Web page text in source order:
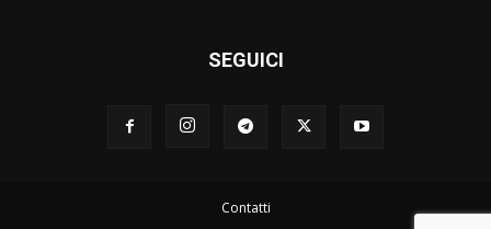
SEGUICI
Contatti